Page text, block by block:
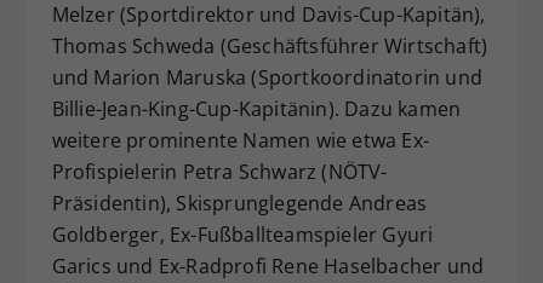
Melzer (Sportdirektor und Davis-Cup-Kapitän),
Thomas Schweda (Geschäftsführer Wirtschaft)
und Marion Maruska (Sportkoordinatorin und
Billie-Jean-King-Cup-Kapitänin). Dazu kamen
weitere prominente Namen wie etwa Ex-
Profispielerin Petra Schwarz (NÖTV-
Präsidentin), Skisprunglegende Andreas
Goldberger, Ex-Fußballteamspieler Gyuri
Garics und Ex-Radprofi Rene Haselbacher und